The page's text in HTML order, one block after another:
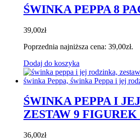
ŚWINKA PEPPA 8
39,00zł
Poprzednia najniższa cena: 39,00zł.
Dodaj do koszyka
ŚWINKA PEPPA I
ZESTAW 9 FIGUREK
36,00zł